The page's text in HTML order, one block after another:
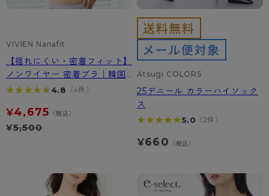
VIVIEN Nanafit
【揺れにくい・密着フィット】
ノンワイヤー 密着ブラ｜韓国
ブラ VIVIEN Nanafit
★★★★★
★★★★★ 4.8 （4件）
¥4,675 （税込）
¥5,500
Atsugi COLORS
25デニール カラーハイソック
ス
★★★★★
★★★★★5.0 （2件）
¥660 （税込）